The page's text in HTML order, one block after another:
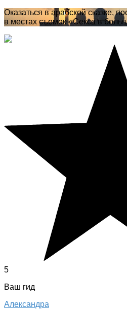
Оказаться в арабской сказке,
в местах съемок «Секса в
5
Ваш гид
Александра